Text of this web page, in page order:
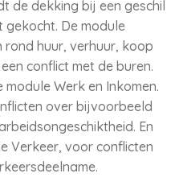
de dekking bij een geschil
De module
huur, verhuur, koop
conflict met de buren.
Werk en Inkomen.
over bijvoorbeeld
En
Verkeer, voor conflicten